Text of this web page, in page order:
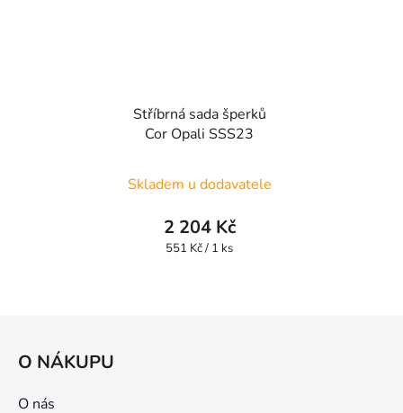
Stříbrná sada šperků
Cor Opali SSS23
Skladem u dodavatele
2 204 Kč
Měrná
551 Kč / 1 ks
O NÁKUPU
O nás